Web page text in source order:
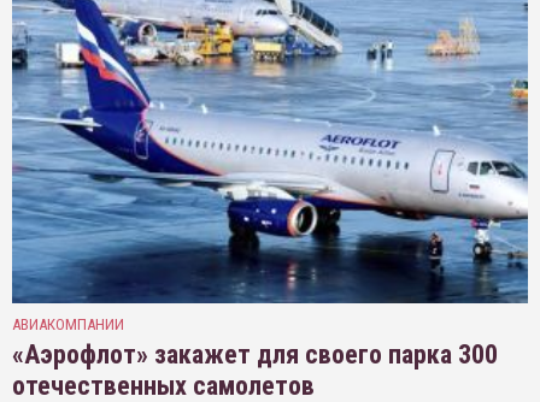
АВИАКОМПАНИИ
«Аэрофлот» закажет для своего парка 300
отечественных самолетов